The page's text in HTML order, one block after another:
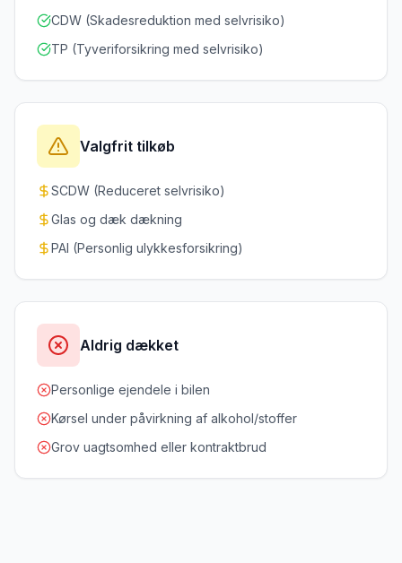
CDW (Skadesreduktion med selvrisiko)
TP (Tyveriforsikring med selvrisiko)
Valgfrit tilkøb
SCDW (Reduceret selvrisiko)
Glas og dæk dækning
PAI (Personlig ulykkesforsikring)
Aldrig dækket
Personlige ejendele i bilen
Kørsel under påvirkning af alkohol/stoffer
Grov uagtsomhed eller kontraktbrud